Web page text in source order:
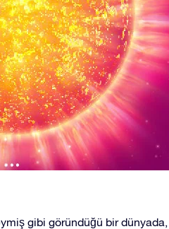
gibi göründüğü bir dünyada,